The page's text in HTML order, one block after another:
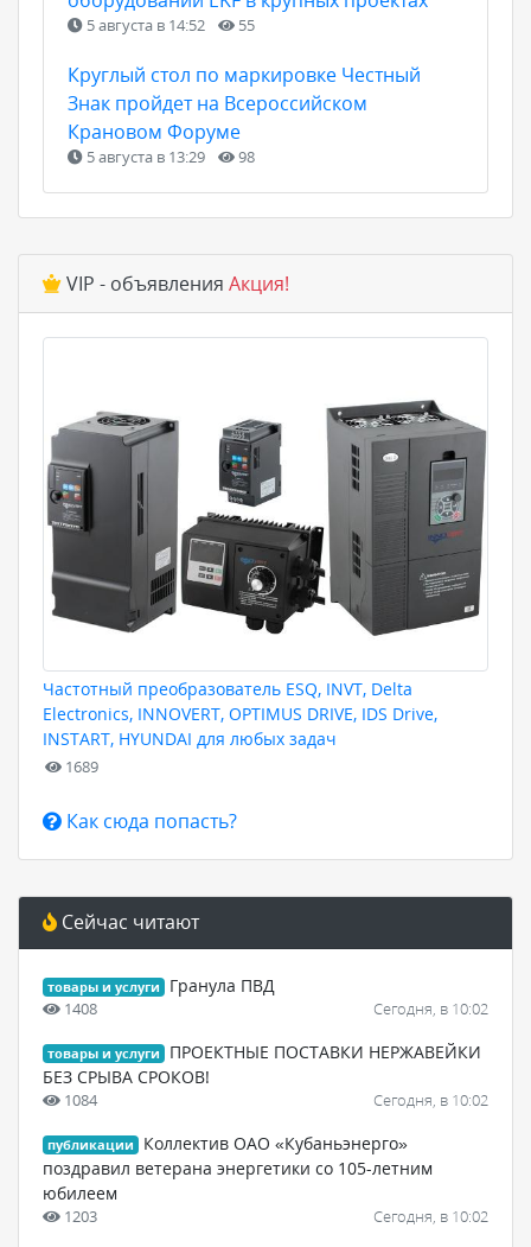
5 августа в 14:52 55
Круглый стол по маркировке Честный
Знак пройдет на Всероссийском
Крановом Форуме
5 августа в 13:29 98
VIP - объявления Акция!
Частотный преобразователь ESQ, INVT, Delta
Electronics, INNOVERT, OPTIMUS DRIVE, IDS Drive,
INSTART, HYUNDAI для любых задач
1689
Как сюда попасть?
Сейчас читают
товары и услуги Гранула ПВД
1408 Сегодня, в 10:02
товары и услуги
ПРОЕКТНЫЕ ПОСТАВКИ НЕРЖАВЕЙКИ
БЕЗ СРЫВА СРОКОВ!
1084 Сегодня, в 10:02
публикации
Коллектив ОАО «Кубаньэнерго»
поздравил ветерана энергетики со 105-летним
юбилеем
1203 Сегодня, в 10:02